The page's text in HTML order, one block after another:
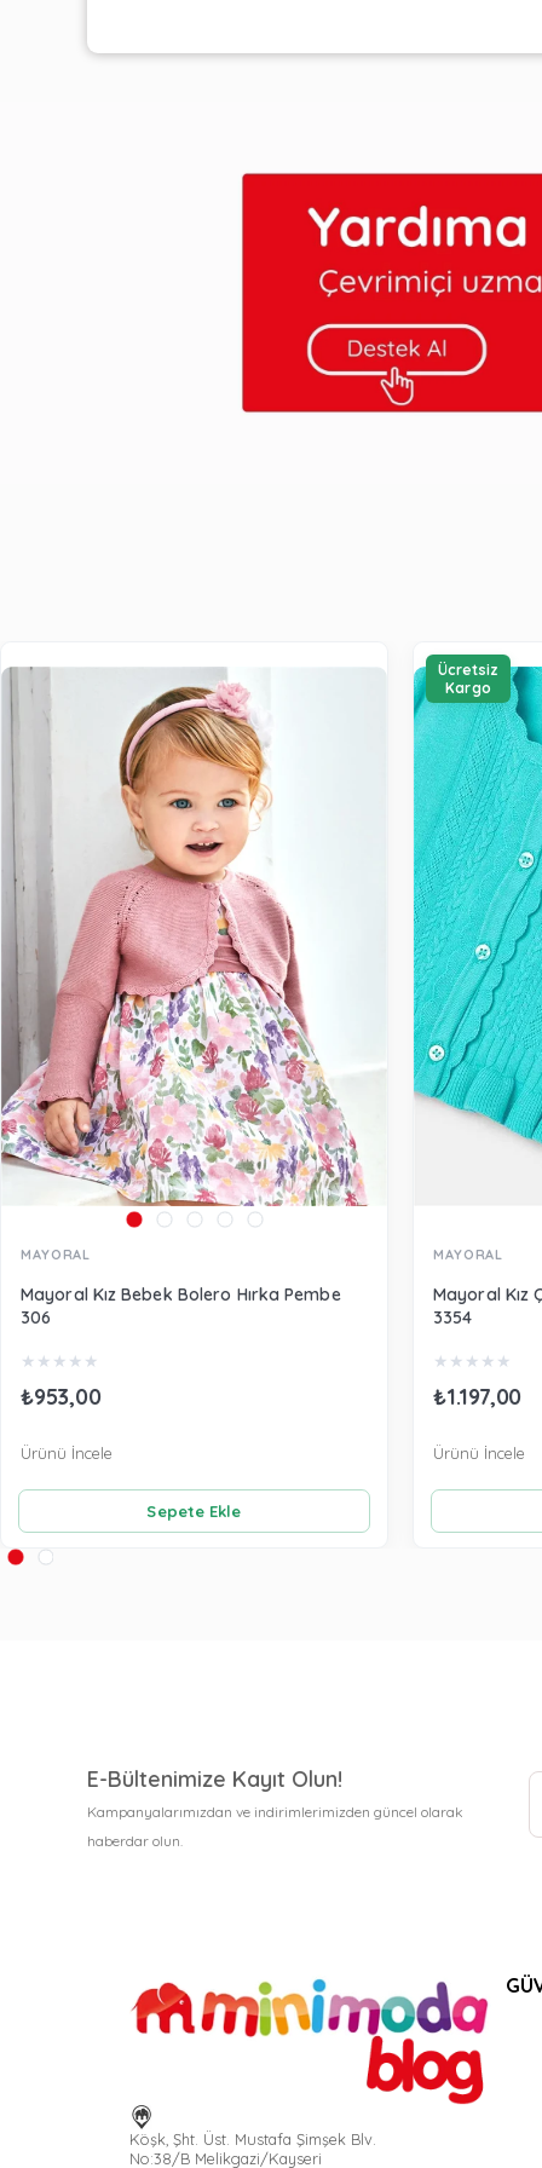
MAYORAL
Mayoral Kız Bebek Bolero Hırka Pembe
306
★ ★ ★ ★ ★
₺953,00
Sepete Ekle
Ürünü İncele
MAYORAL
Mayoral Kız
3354
★ ★ ★ ★ ★
₺1.197,00
Ürünü İncele
Ücretsiz
Kargo
E-Bültenimize Kayıt Olun!
Kampanyalarımızdan ve indirimlerimizden güncel olarak
haberdar olun.
Köşk, Şht. Üst. Mustafa Şimşek Blv.
No:38/B Melikgazi/Kayseri